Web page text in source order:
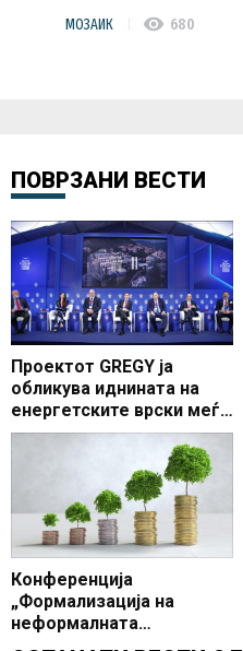
МОЗАИК visibility 680
ПОВРЗАНИ ВЕСТИ
Проектот GREGY ја
обликува иднината на
енергетските врски меѓу
Европа и Африка на 11-
тото издание на Делфи
економскиот форум
Конференција
„Формализација на
неформалната
економија: Преку